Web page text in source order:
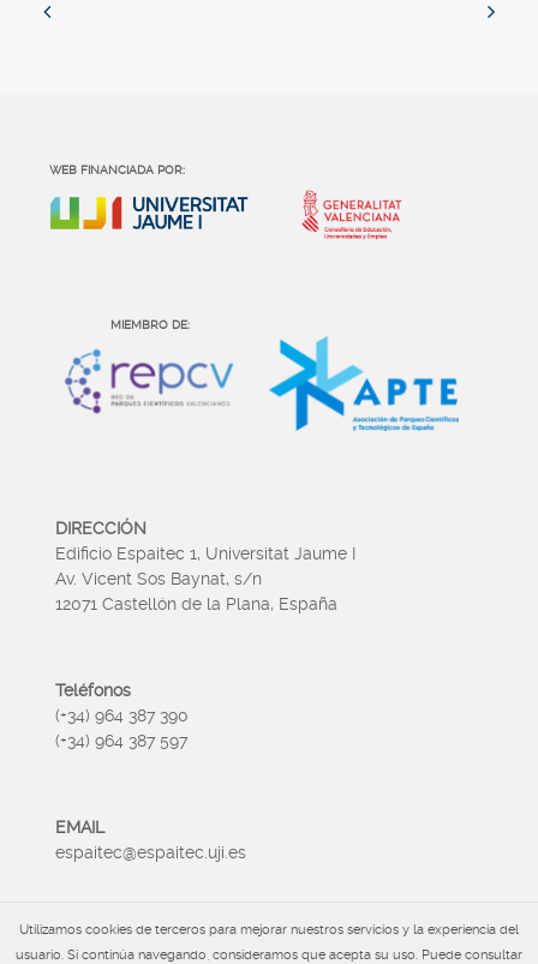
WEB FINANCIADA POR:
MIEMBRO DE:
DIRECCIÓN
Edificio Espaitec 1, Universitat Jaume I
Av. Vicent Sos Baynat, s/n
12071 Castellón de la Plana, España
Teléfonos
(+34) 964 387 390
(+34) 964 387 597
EMAIL
espaitec@espaitec.uji.es
HORARIO
Utilizamos cookies de terceros para mejorar nuestros servicios y la experiencia del
usuario. Si continúa navegando, consideramos que acepta su uso. Puede consultar